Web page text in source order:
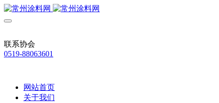
联系协会
0519-88063601
网站首页
关于我们